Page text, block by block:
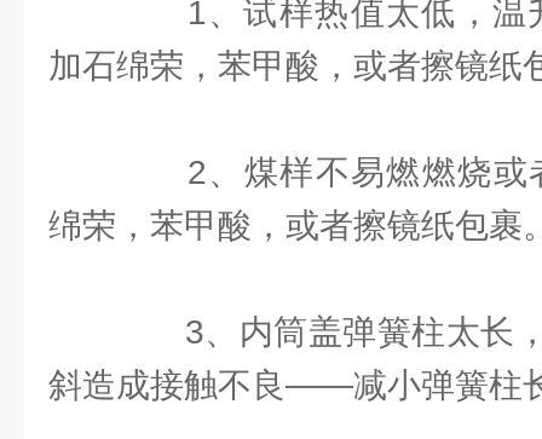
1、试样热值太低，温
加石绵荣，苯甲酸，或者擦镜纸
2、煤样不易燃燃烧或
绵荣，苯甲酸，或者擦镜纸包裹
3、内筒盖弹簧柱太长，
斜造成接触不良——减小弹簧柱